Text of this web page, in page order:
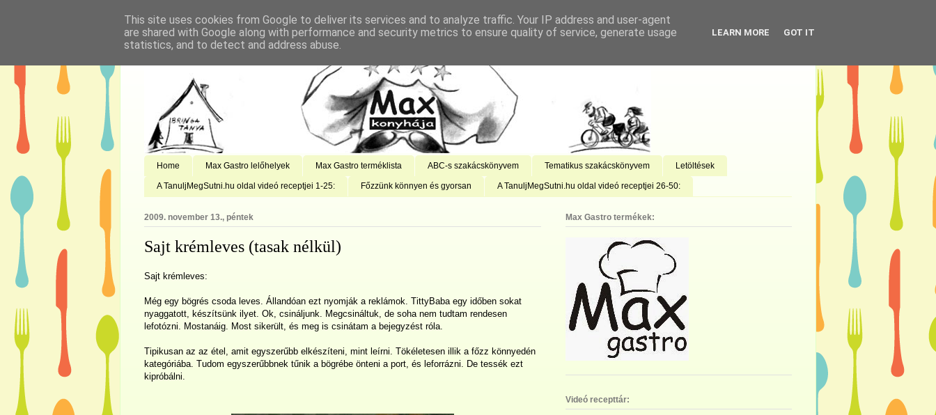
Home Max Gastro lelőhelyek Max Gastro terméklista ABC-s szakácskönyvem Tematikus szakácskönyvem Letöltések
A TanuljMegSutni.hu oldal videó receptjei 1-25: Főzzünk könnyen és gyorsan A TanuljMegSutni.hu oldal videó receptjei 26-50:
2009. november 13., péntek
Sajt krémleves (tasak nélkül)
Sajt krémleves:
Még egy bögrés csoda leves. Állandóan ezt nyomják a reklámok. TittyBaba egy időben sokat
nyaggatott, készítsünk ilyet. Ok, csináljunk. Megcsináltuk, de soha nem tudtam rendesen
lefotózni. Mostanáig. Most sikerült, és meg is csinátam a bejegyzést róla.
Tipikusan az az étel, amit egyszerűbb elkészíteni, mint leírni. Tökéletesen illik a főzz könnyedén
kategóriába. Tudom egyszerűbbnek tűnik a bögrébe önteni a port, és leforrázni. De tessék ezt
kipróbálni.
Max Gastro termékek:
Videó recepttár:
This site uses cookies from Google to deliver its services and to analyze traffic. Your IP address and user-agent
are shared with Google along with performance and security metrics to ensure quality of service, generate usage
statistics, and to detect and address abuse.
LEARN MORE GOT IT